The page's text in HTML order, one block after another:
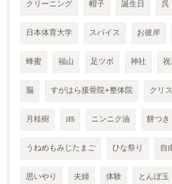
クリーニング 帽子 誕生日 呉
日本体育大学 スパイス お彼岸
蜂蜜 福山 足ツボ 神社 祝
脳 すがはら接骨院+整体院 クリ
月桂樹 JES ニンニク油 餅つき
うねめもみじたまご ひな祭り 自
思いやり 夫婦 体験 とんぼ玉